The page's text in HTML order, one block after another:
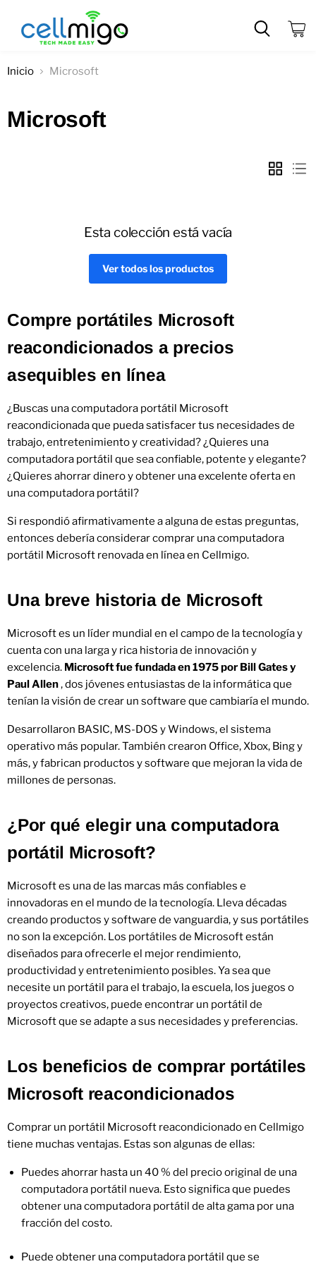
Inicio Microsoft
Microsoft
Esta colección está vacía
Ver todos los productos
Compre portátiles Microsoft
reacondicionados a precios
asequibles en línea
¿Buscas una computadora portátil Microsoft
reacondicionada que pueda satisfacer tus necesidades de
trabajo, entretenimiento y creatividad? ¿Quieres una
computadora portátil que sea confiable, potente y elegante?
¿Quieres ahorrar dinero y obtener una excelente oferta en
una computadora portátil?
Si respondió afirmativamente a alguna de estas preguntas,
entonces debería considerar comprar una computadora
portátil Microsoft renovada en línea en Cellmigo.
Una breve historia de Microsoft
Microsoft es un líder mundial en el campo de la tecnología y
cuenta con una larga y rica historia de innovación y
excelencia. Microsoft fue fundada en 1975 por Bill Gates y
Paul Allen, dos jóvenes entusiastas de la informática que
tenían la visión de crear un software que cambiaría el mundo.
Desarrollaron BASIC, MS-DOS y Windows, el sistema
operativo más popular. También crearon Office, Xbox, Bing y
más, y fabrican productos y software que mejoran la vida de
millones de personas.
¿Por qué elegir una computadora
portátil Microsoft?
Microsoft es una de las marcas más confiables e
innovadoras en el mundo de la tecnología. Lleva décadas
creando productos y software de vanguardia, y sus portátiles
no son la excepción. Los portátiles de Microsoft están
diseñados para ofrecerle el mejor rendimiento,
productividad y entretenimiento posibles. Ya sea que
necesite un portátil para el trabajo, la escuela, los juegos o
proyectos creativos, puede encontrar un portátil de
Microsoft que se adapte a sus necesidades y preferencias.
Los beneficios de comprar portátiles
Microsoft reacondicionados
Comprar un portátil Microsoft reacondicionado en Cellmigo
tiene muchas ventajas. Estas son algunas de ellas:
Puedes ahorrar hasta un 40 % del precio original de una
computadora portátil nueva. Esto significa que puedes
obtener una computadora portátil de alta gama por una
fracción del costo.
Puede obtener una computadora portátil que se